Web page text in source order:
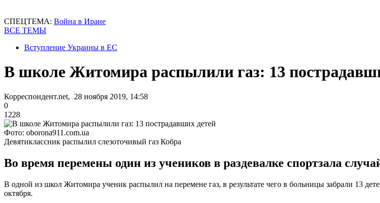
СПЕЦТЕМА: Война в Иране
ВСЕ ТЕМЫ
Вступление Украины в ЕС
В школе Житомира распылили газ: 13
Корреспондент.net, 28 ноября 2019, 14:58
0
1228
Фото: oborona911.com.ua
Девятиклассник распылил слезоточивый газ Кобра
Во время перемены один из учеников в раздевалке спортзала
В одной из школ Житомира ученик распылил на перемене газ, в результате чего в больницы забрали 13
октября.